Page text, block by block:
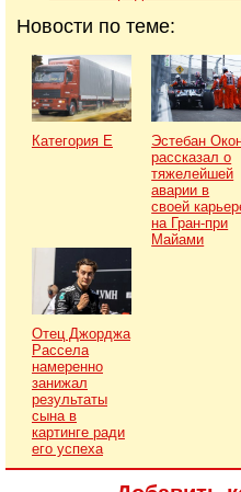
Новости по теме:
Категория Е
Эстебан
рассказал о
тяжелейшей
аварии в
своей
на Гран-при
Майами
Отец Джорджа
Рассела
намеренно
занижал
результаты
сына в
картинге ради
его успеха